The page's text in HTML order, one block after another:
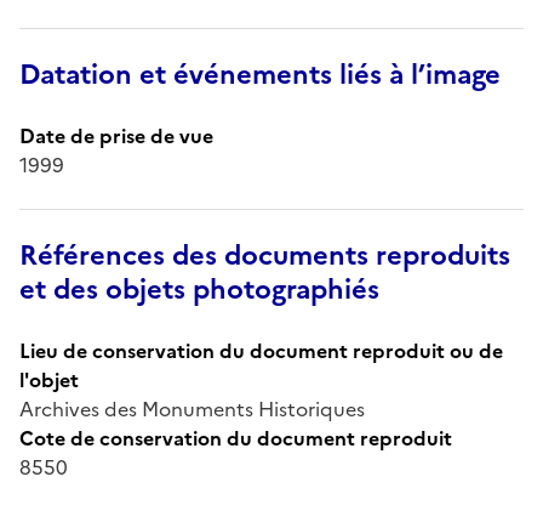
Datation et événements liés à l’image
Date de prise de vue
1999
Références des documents reproduits
et des objets photographiés
Lieu de conservation du document reproduit ou de
l'objet
Archives des Monuments Historiques
Cote de conservation du document reproduit
8550